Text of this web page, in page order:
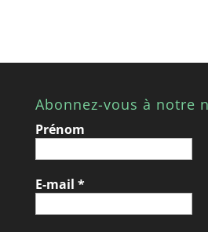
Abonnez-vous à notre
Prénom
E-mail *